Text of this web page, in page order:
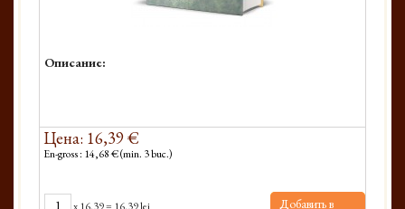
Описание:
Цена: 16,39 €
En-gross : 14,68 € (min. 3 buc.)
Добавить в